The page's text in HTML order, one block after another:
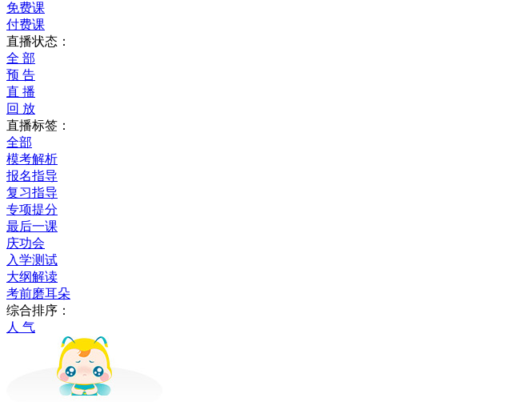
免费课
付费课
直播状态：
全 部
预 告
直 播
回 放
直播标签：
全部
模考解析
报名指导
复习指导
专项提分
最后一课
庆功会
入学测试
大纲解读
考前磨耳朵
综合排序：
人 气